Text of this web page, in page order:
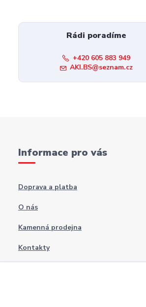
Rádi poradíme
+420 605 883 949
AKI.BS@seznam.cz
Informace pro vás
Doprava a platba
O nás
Kamenná prodejna
Kontakty